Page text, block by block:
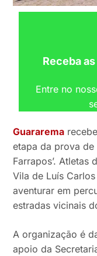
Receba
Entre no
Guararema
etapa da prova de
Farrapos’. Atletas
Vila de Luís
aventurar em
estradas vicinais
A organização é
apoio da